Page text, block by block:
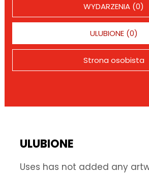
WYDARZENIA (0)
ULUBIONE (0)
Strona osobista
ULUBIONE
Uses has not added any